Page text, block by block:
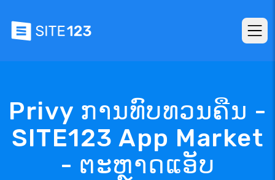
Privy ການທົບທວນຄືນ -
SITE123 App Market
- ຕະຫຼາດແອັບ